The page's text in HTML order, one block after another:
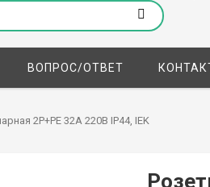
ВОПРОС/ОТВЕТ
2P+PE 32А 220В IP44, IEK